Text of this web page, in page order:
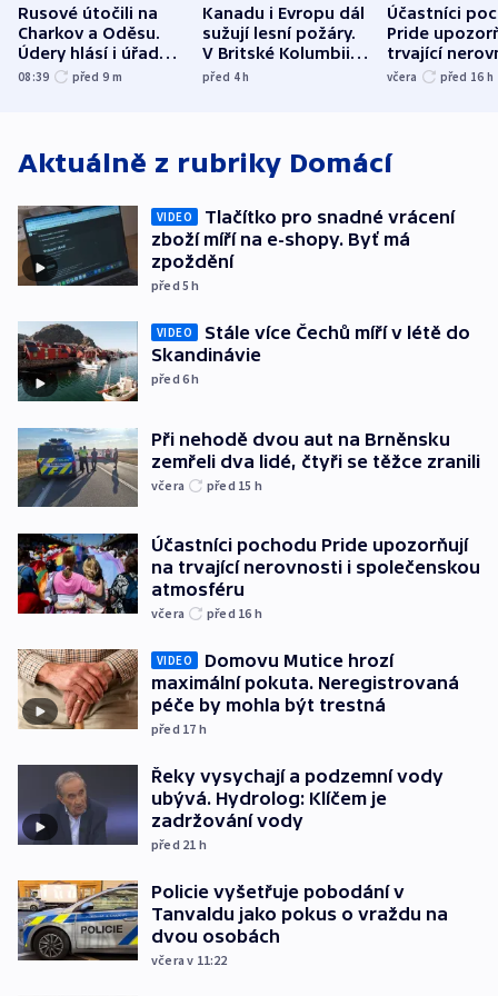
Rusové útočili na
Charkov a Oděsu.
Údery hlásí i úřady v
Bělgorodu
08:39 před 9 m
Kanadu i Evropu dál
sužují lesní požáry.
V Britské Kolumbii
evakuovali tisíce lidí
před 4h
Účastníci
Pride
trvající
včera před 16 h
Aktuálně z rubriky Domácí
VIDEO
Tlačítko pro snadné vrácení
zboží míří na e-shopy. Byť má
zpoždění
před 5h
VIDEO
Stále více Čechů míří v létě do
Skandinávie
před 6h
Při nehodě dvou aut na Brněnsku
zemřeli dva lidé, čtyři se těžce zranili
včera před 15 h
Účastníci pochodu Pride upozorňují
na trvající nerovnosti i společenskou
atmosféru
včera před 16 h
VIDEO
Domovu Mutice hrozí
maximální pokuta. Neregistrovaná
péče by mohla být trestná
před 17 h
Řeky vysychají a podzemní vody
ubývá. Hydrolog: Klíčem je
zadržování vody
před 21 h
Policie vyšetřuje pobodání v
Tanvaldu jako pokus o vraždu na
dvou osobách
včera v 11:22